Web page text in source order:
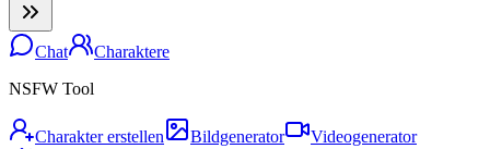
Chat
Charaktere
NSFW Tool
Charakter erstellen Bildgenerator
Videogenerator